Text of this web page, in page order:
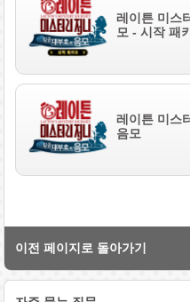
레이튼 미스
모 - 시작 패
레이튼 미스
음모
이전 페이지로 돌아가기